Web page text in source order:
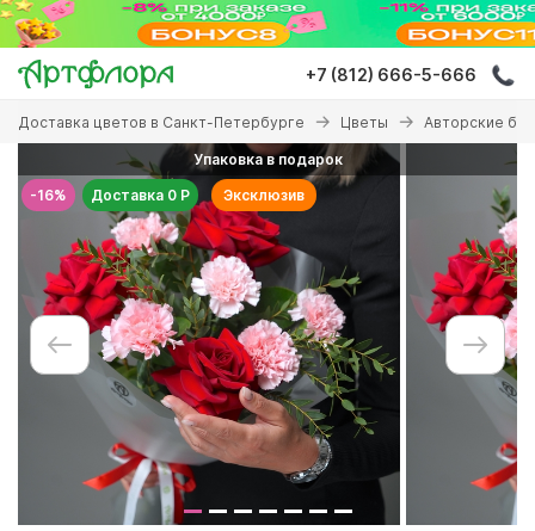
Перейти
основному
содержанию
+7 (812) 666-5-666
Вы
здесь
Доставка цветов в Санкт-Петербурге Цветы Авторские
-16%
Упаковка в подарок
Доставка 0 Р
Эксклюзив